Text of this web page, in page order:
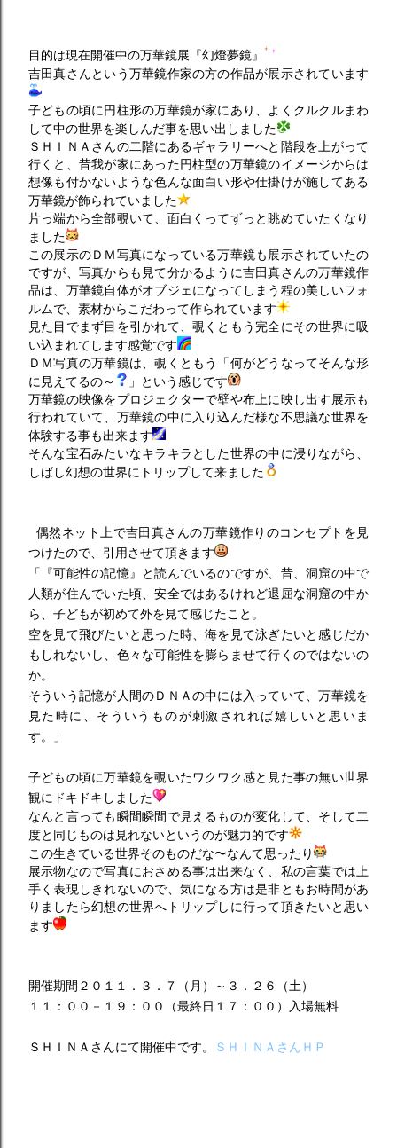
目的は現在開催中の万華鏡展『幻燈夢鏡』
吉田真さんという万華鏡作家の方の作品が展示されています
子どもの頃に円柱形の万華鏡が家にあり、よくクルクルまわ
して中の世界を楽しんだ事を思い出しました
ＳＨＩＮＡさんの二階にあるギャラリーへと階段を上がって
行くと、昔我が家にあった円柱型の万華鏡のイメージからは
想像も付かないような色んな面白い形や仕掛けが施してある
万華鏡が飾られていました
片っ端から全部覗いて、面白くってずっと眺めていたくなり
ました
この展示のＤＭ写真になっている万華鏡も展示されていたの
ですが、写真からも見て分かるように吉田真さんの万華鏡作
品は、万華鏡自体がオブジェになってしまう程の美しいフォ
ルムで、素材からこだわって作られています
見た目でまず目を引かれて、覗くともう完全にその世界に吸
い込まれてします感覚です
ＤＭ写真の万華鏡は、覗くともう「何がどうなってそんな形
に見えてるの～
」という感じです
万華鏡の映像をプロジェクターで壁や布上に映し出す展示も
行われていて、万華鏡の中に入り込んだ様な不思議な世界を
体験する事も出来ます
そんな宝石みたいなキラキラとした世界の中に浸りながら、
しばし幻想の世界にトリップして来ました
偶然ネット上で吉田真さんの万華鏡作りのコンセプトを見
つけたので、引用させて頂きます
「『可能性の記憶』と読んでいるのですが、昔、洞窟の中で
人類が住んでいた頃、安全ではあるけれど退屈な洞窟の中か
ら、子どもが初めて外を見て感じたこと。
空を見て飛びたいと思った時、海を見て泳ぎたいと感じだか
もしれないし、色々な可能性を膨らませて行くのではないの
か。
そういう記憶が人間のＤＮＡの中には入っていて、万華鏡を
見た時に、そういうものが刺激されれば嬉しいと思いま
す。」
子どもの頃に万華鏡を覗いたワクワク感と見た事の無い世界
観にドキドキしました
なんと言っても瞬間瞬間で見えるものが変化して、そして二
度と同じものは見れないというのが魅力的です
この生きている世界そのものだな〜なんて思ったり
展示物なので写真におさめる事は出来なく、私の言葉では上
手く表現しきれないので、気になる方は是非ともお時間があ
りましたら幻想の世界へトリップしに行って頂きたいと思い
ます
開催期間２０１１．３．７（月）～３．２６（土）
１１：００－１９：００（最終日１７：００）入場無料
ＳＨＩＮＡさんにて開催中です。 ＳＨＩＮＡさんＨＰ